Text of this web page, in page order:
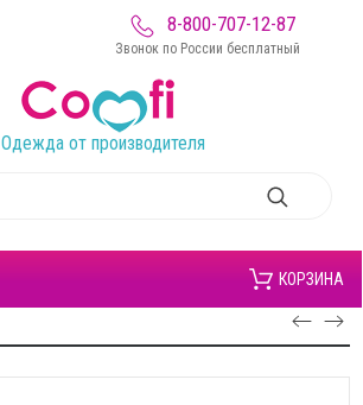
8-800-707-12-87
Звонок по России бесплатный
Одежда от производителя
КОРЗИНА